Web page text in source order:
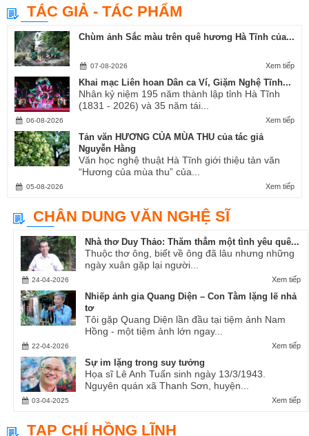
TÁC GIẢ - TÁC PHẨM
Chùm ảnh Sắc màu trên quê hương Hà Tĩnh của...
Xem tiếp
07-08-2026
Khai mạc Liên hoan Dân ca Ví, Giặm Nghệ Tĩnh...
Nhân kỷ niệm 195 năm thành lập tỉnh Hà Tĩnh
(1831 - 2026) và 35 năm tái...
Xem tiếp
06-08-2026
Tản văn HƯƠNG CỦA MÙA THU của tác giả
Nguyễn Hằng
Văn học nghệ thuật Hà Tĩnh giới thiệu tản văn
“Hương của mùa thu” của...
Xem tiếp
05-08-2026
CHÂN DUNG VĂN NGHỆ SĨ
Nhà thơ Duy Thảo: Thăm thẳm một tình yêu quê...
Thuộc thơ ông, biết về ông đã lâu nhưng những
ngày xuân gặp lại người...
Xem tiếp
24-04-2026
Nhiếp ảnh gia Quang Diện – Con Tằm lặng lẽ nhả
tơ
Tôi gặp Quang Diện lần đầu tại tiệm ảnh Nam
Hồng - một tiệm ảnh lớn ngay...
Xem tiếp
22-04-2026
Sự im lặng trong suy tưởng
Họa sĩ Lê Anh Tuấn sinh ngày 13/3/1943.
Nguyên quán xã Thanh Sơn, huyện...
Xem tiếp
03-04-2025
TẠP CHÍ HỒNG LĨNH